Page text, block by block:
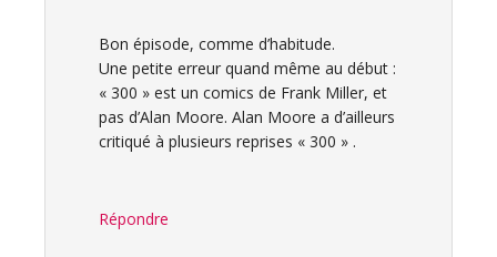
Bon épisode, comme d’habitude.
Une petite erreur quand même au début :
« 300 » est un comics de Frank Miller, et
pas d’Alan Moore. Alan Moore a d’ailleurs
critiqué à plusieurs reprises « 300 » .
Répondre